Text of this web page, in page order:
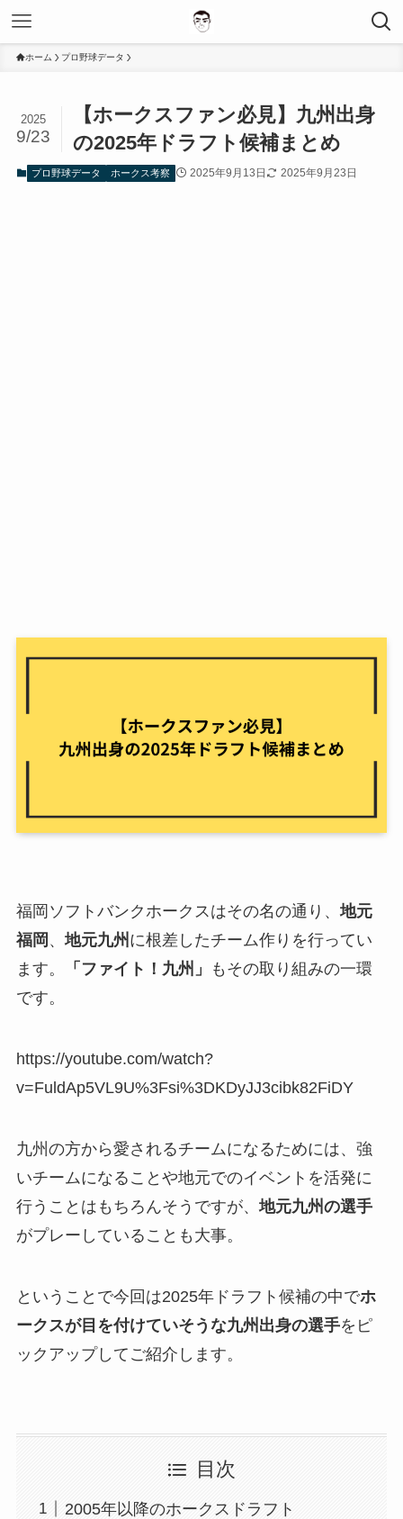
ホーム プロ野球データ
【ホークスファン必見】九州出身
の2025年ドラフト候補まとめ
2025
9/23
プロ野球データ ホークス考察 2025年9月13日 2025年9月23日
福岡ソフトバンクホークスはその名の通り、地元
福岡 、地元九州 に根差したチーム作りを行ってい
ます。
「ファイト！九州」
もその取り組みの一環
です。
https://youtube.com/watch?
v=FuldAp5VL9U%3Fsi%3DKDyJJ3cibk82FiDY
九州の方から愛されるチームになるためには、強
いチームになることや地元でのイベントを活発に
行うことはもちろんそうですが、地元九州の選手
がプレーしていることも大事。
ということで今回は2025年ドラフト候補の中でホ
ークスが目を付けていそうな九州出身の選手をピ
ックアップしてご紹介します。
目次
2005年以降のホークスドラフト